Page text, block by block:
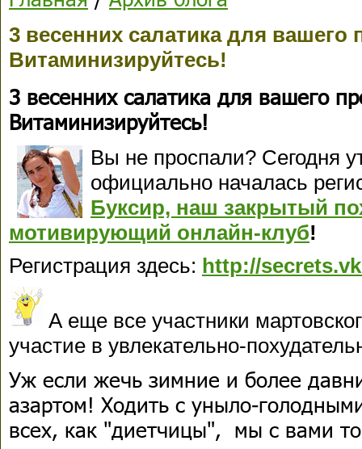
3 весенних салатика для вашего
Витаминизируйтесь!
3 весенних салатика для вашего
Витаминизируйтесь!
Вы не проспали? Сегодня
официально началась
Буксир, наш закрытый
мотивирующий онлайн-клуб!
Регистрация здесь: http://
А еще все участники
участие в увлекательно-
Уж если жечь зимние и более
азартом! Ходить с уныло-
всех, как "диетчицы", мы с вами